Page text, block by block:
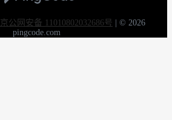
京公网安备 11010802032686号
© 2026
pingcode.com